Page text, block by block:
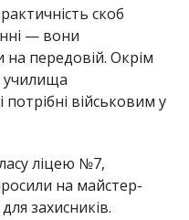
скоб
— вони
на передовій. Окрім
училища
військовим у
ліцею №7,
на майстер-
захисників.